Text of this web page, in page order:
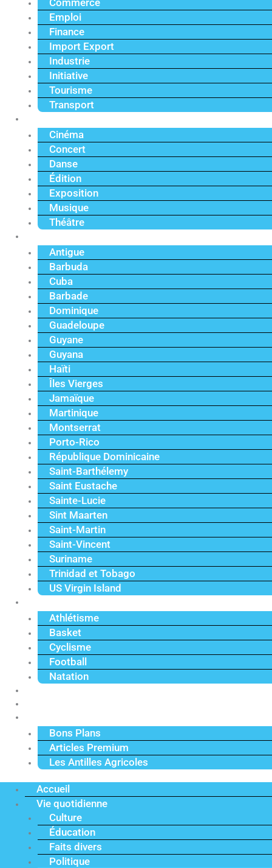
Commerce
Emploi
Finance
Import Export
Industrie
Initiative
Tourisme
Transport
Cinéma
Concert
Danse
Édition
Exposition
Musique
Théâtre
Antigue
Barbuda
Cuba
Barbade
Dominique
Guadeloupe
Guyane
Guyana
Haïti
Îles Vierges
Jamaïque
Martinique
Montserrat
Porto-Rico
République Dominicaine
Saint-Barthélemy
Saint Eustache
Sainte-Lucie
Sint Maarten
Saint-Martin
Saint-Vincent
Suriname
Trinidad et Tobago
US Virgin Island
Athlétisme
Basket
Cyclisme
Football
Natation
Bons Plans
Articles Premium
Les Antilles Agricoles
Accueil
Vie quotidienne
Culture
Éducation
Faits divers
Politique